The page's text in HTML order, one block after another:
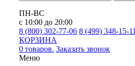
ПН-ВС
с 10:00 до 20:00
8 (800) 302-77-06 8 (499) 348-15-11
КОРЗИНА
0 товаров. Заказать звонок
Меню